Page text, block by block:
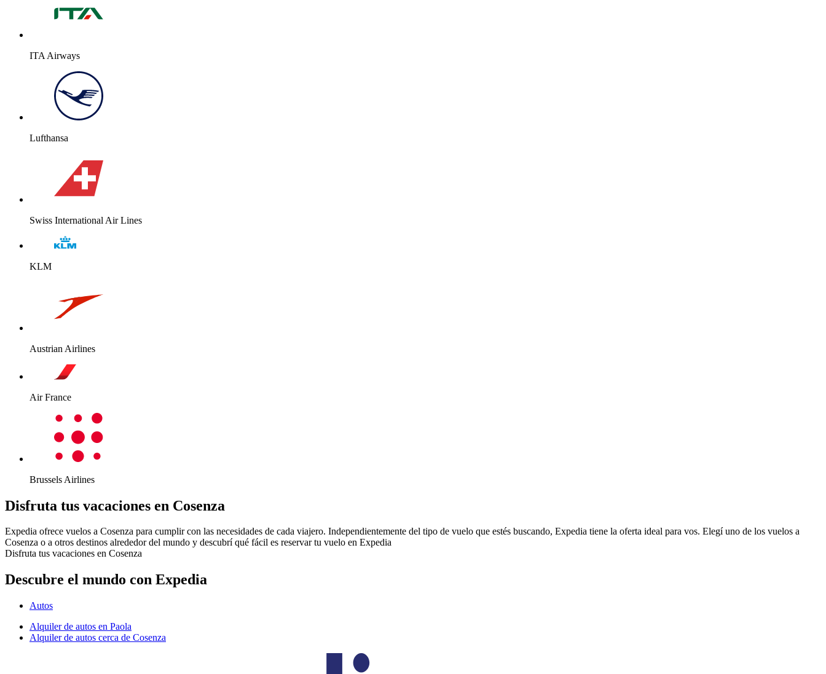
ITA Airways
Lufthansa
Swiss International Air Lines
KLM
Austrian Airlines
Air France
Brussels Airlines
Disfruta tus vacaciones en Cosenza
Expedia ofrece vuelos a Cosenza para cumplir con las necesidades de cada viajero. Independientemente del tipo de vuelo que estés buscando, Expedia tiene la oferta ideal para vos. Elegí uno de los vuelos a
Cosenza o a otros destinos alrededor del mundo y descubrí qué fácil es reservar tu vuelo en Expedia
Disfruta tus vacaciones en Cosenza
Descubre el mundo con Expedia
Autos
Alquiler de autos en Paola
Alquiler de autos cerca de Cosenza